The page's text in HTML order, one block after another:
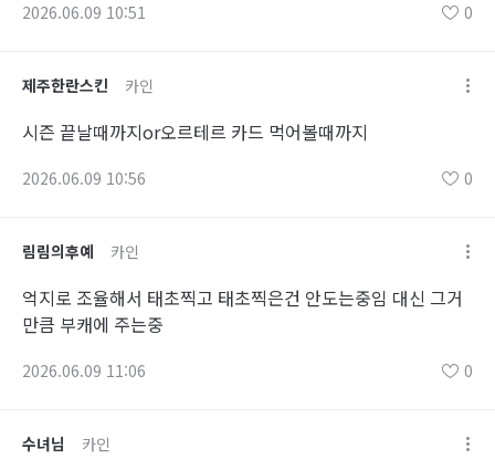
2026.06.09 10:51 0
제주한란스킨 카인
시즌 끝날때까지or오르테르 카드 먹어볼때까지
2026.06.09 10:56 0
림림의후예 카인
억지로 조율해서 태초찍고 태초찍은건 안도는중임 대신 그거
만큼 부캐에 주는중
2026.06.09 11:06 0
수녀님 카인